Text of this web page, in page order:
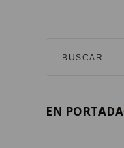
EN PORTADA